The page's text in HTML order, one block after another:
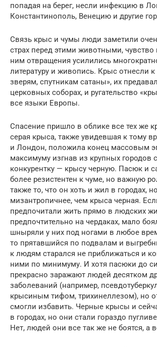
попадая на берег, несли инфекцию в
Константинополь, Венецию и другие
Связь крыс и чумы люди заметили
страх перед этими животными, чувство
ним отвращения усилились
литературу и живопись. Крыс отнесли к
зверям, спутникам сатаны», их
церковных соборах, и ругательство
все языки Европы.
Спасение пришло в облике все тех же
серая крыса, также увидевшая к тому
и Лондон, положила конец массовым
максимуму изгнав из крупных городов
конкурентку — крысу черную. Пасюк и
более резистентен к чуме, но важную
также то, что он хоть и жил в городах,
мизантропичнее, чем крыса черная.
предпочитали жить прямо в людских
предпочтительно на чердаках, мало
шныряли у них под ногами в любое
то прятавшийся по подвалам и
к людям старался не приближаться и
ними по минимуму. И хотя пасюки до
прекрасно заражают людей десятком
заболеваний (например,
крысиным тифом, трихинеллезом), но
смогли избавить. Черные крысы и
в городах, но они стали гораздо
Нет, людей они все так же не боятся, а